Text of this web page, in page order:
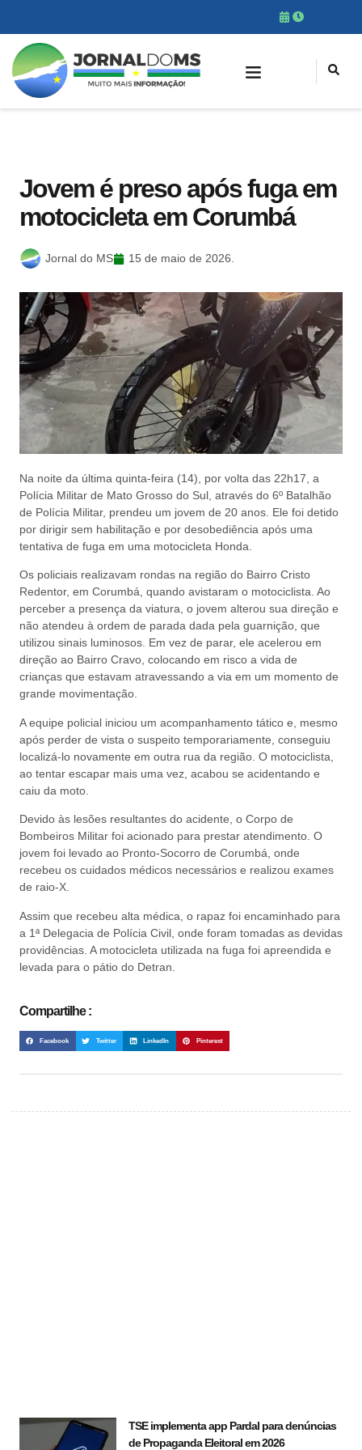
Jovem é preso após fuga em
motocicleta em Corumbá
Jornal do MS 15 de maio de 2026.
Na noite da última quinta-feira (14), por volta das 22h17, a
Polícia Militar de Mato Grosso do Sul, através do 6º Batalhão
de Polícia Militar, prendeu um jovem de 20 anos. Ele foi detido
por dirigir sem habilitação e por desobediência após uma
tentativa de fuga em uma motocicleta Honda.
Os policiais realizavam rondas na região do Bairro Cristo
Redentor, em Corumbá, quando avistaram o motociclista. Ao
perceber a presença da viatura, o jovem alterou sua direção e
não atendeu à ordem de parada dada pela guarnição, que
utilizou sinais luminosos. Em vez de parar, ele acelerou em
direção ao Bairro Cravo, colocando em risco a vida de
crianças que estavam atravessando a via em um momento de
grande movimentação.
A equipe policial iniciou um acompanhamento tático e, mesmo
após perder de vista o suspeito temporariamente, conseguiu
localizá-lo novamente em outra rua da região. O motociclista,
ao tentar escapar mais uma vez, acabou se acidentando e
caiu da moto.
Devido às lesões resultantes do acidente, o Corpo de
Bombeiros Militar foi acionado para prestar atendimento. O
jovem foi levado ao Pronto-Socorro de Corumbá, onde
recebeu os cuidados médicos necessários e realizou exames
de raio-X.
Assim que recebeu alta médica, o rapaz foi encaminhado para
a 1ª Delegacia de Polícia Civil, onde foram tomadas as devidas
providências. A motocicleta utilizada na fuga foi apreendida e
levada para o pátio do Detran.
Compartilhe :
Facebook Twitter LinkedIn Pinterest
TSE implementa app Pardal para denúncias
de Propaganda Eleitoral em 2026